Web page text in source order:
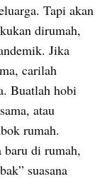
Tapi akan
dirumah,
Jika
carilah
Buatlah hobi
atau
rumah.
di rumah,
suasana